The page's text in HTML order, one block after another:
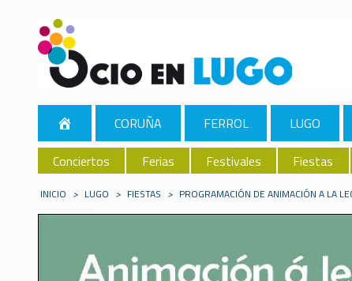
CORUÑA FERROL LUGO
Conciertos
Ferias Festivales Fiestas
INICIO > LUGO > FIESTAS > PROGRAMACIÓN DE ANIMACIÓN A LA